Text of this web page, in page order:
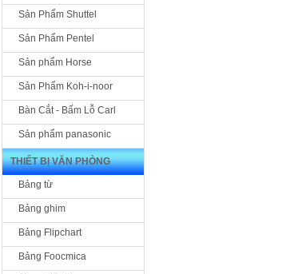
Sản Phẩm Shuttel
Sản Phẩm Pentel
Sản phẩm Horse
Sản Phẩm Koh-i-noor
Bàn Cắt - Bấm Lỗ Carl
Sản phẩm panasonic
THIẾT BỊ VĂN PHÒNG
Bảng từ
Bảng ghim
Bảng Flipchart
Bảng Foocmica